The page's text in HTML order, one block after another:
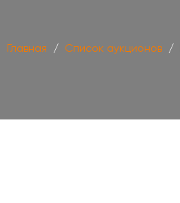
Главная / Cписок аукционов /